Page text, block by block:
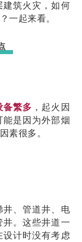
建筑火灾，如何
一起来看。
备繁多 ，起火因
是因为外部烟
素很多。
井、管道井、电
。这些井道一
设计时没有考虑